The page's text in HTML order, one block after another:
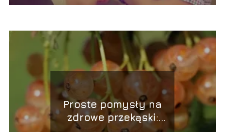
Proste pomysły na
zdrowe przekąski: